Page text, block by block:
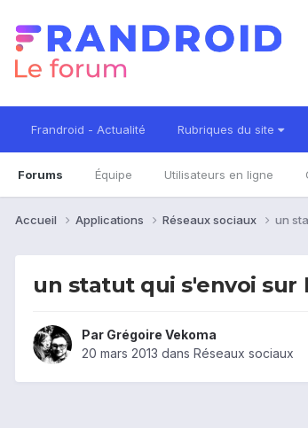
Frandroid - Actualité Rubriques du site
Forums Équipe Utilisateurs en ligne
Accueil Applications Réseaux sociaux un
un statut qui s'envoi sur
Par Grégoire Vekoma
20 mars 2013 dans Réseaux sociaux